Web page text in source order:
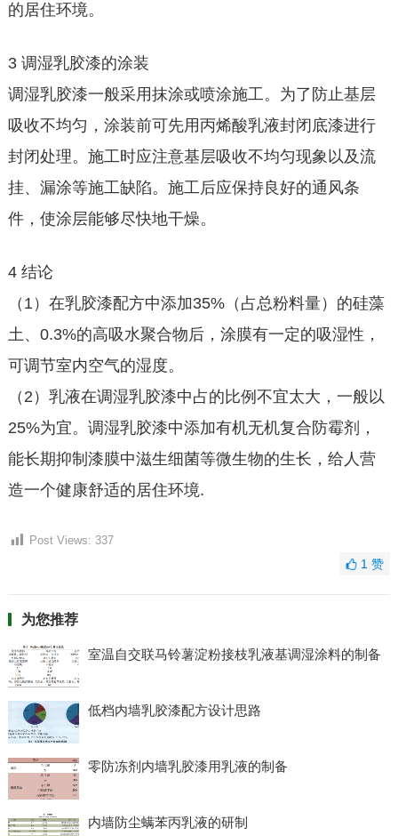
的居住环境。
3 调湿乳胶漆的涂装
调湿乳胶漆一般采用抹涂或喷涂施工。为了防止基层
吸收不均匀，涂装前可先用丙烯酸乳液封闭底漆进行
封闭处理。施工时应注意基层吸收不均匀现象以及流
挂、漏涂等施工缺陷。施工后应保持良好的通风条
件，使涂层能够尽快地干燥。
4 结论
（1）在乳胶漆配方中添加35%（占总粉料量）的硅藻
土、0.3%的高吸水聚合物后，涂膜有一定的吸湿性，
可调节室内空气的湿度。
（2）乳液在调湿乳胶漆中占的比例不宜太大，一般以
25%为宜。调湿乳胶漆中添加有机无机复合防霉剂，
能长期抑制漆膜中滋生细菌等微生物的生长，给人营
造一个健康舒适的居住环境.
Post Views: 337
1赞
为您推荐
室温自交联马铃薯淀粉接枝乳液基调湿涂料的制备
低档内墙乳胶漆配方设计思路
零防冻剂内墙乳胶漆用乳液的制备
内墙防尘螨苯丙乳液的研制